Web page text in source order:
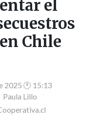
el
Chile
2025 🕐 15:13
Paula Lillo